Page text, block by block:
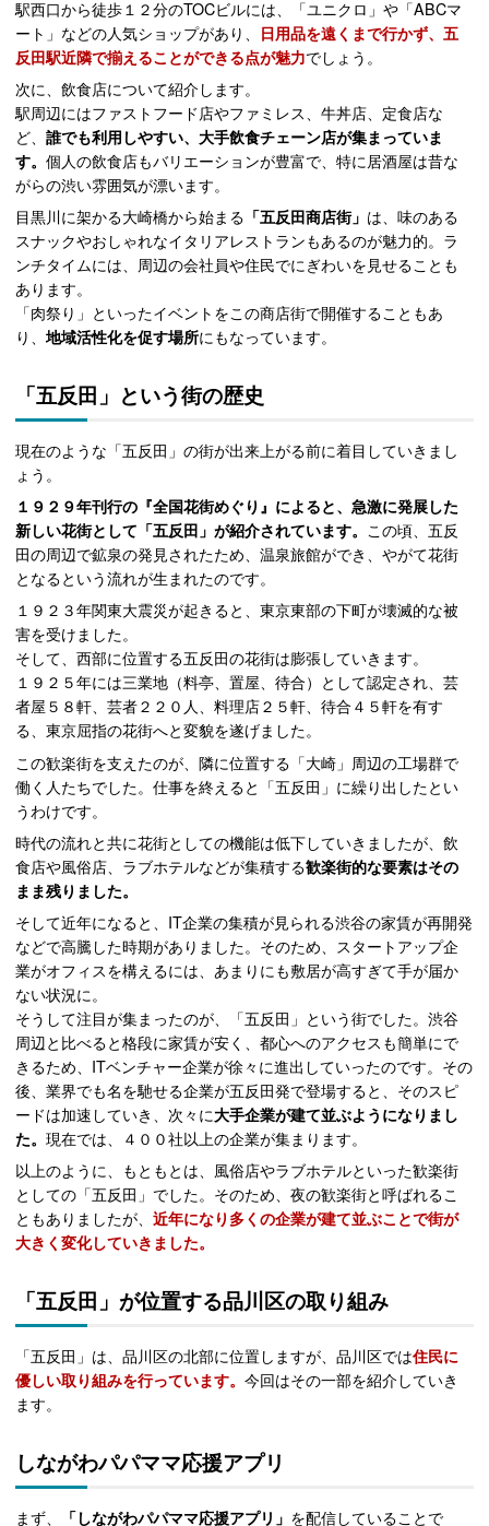
駅西口から徒歩１２分のTOCビルには、「ユニクロ」や「ABCマ
ート」などの人気ショップがあり、 日用品を遠くまで行かず、五
反田駅近隣で揃えることができる点が魅力でしょう。
次に、飲食店について紹介します。
駅周辺にはファストフード店やファミレス、牛丼店、定食店な
ど、誰でも利用しやすい、大手飲食チェーン店が集まっていま
す。個人の飲食店もバリエーションが豊富で、特に居酒屋は昔な
がらの渋い雰囲気が漂います。
目黒川に架かる大崎橋から始まる 「五反田商店街」 は、味のある
スナックやおしゃれなイタリアレストランもあるのが魅力的。ラ
ンチタイムには、周辺の会社員や住民でにぎわいを見せることも
あります。
「肉祭り」といったイベントをこの商店街で開催することもあ
り、地域活性化を促す場所にもなっています。
「五反田」という街の歴史
現在のような「五反田」の街が出来上がる前に着目していきまし
ょう。
１９２９年刊行の『全国花街めぐり』によると、急激に発展した
新しい花街として「五反田」が紹介されています。 この頃、五反
田の周辺で鉱泉の発見されたため、温泉旅館ができ、やがて花街
となるという流れが生まれたのです。
１９２３年関東大震災が起きると、東京東部の下町が壊滅的な被
害を受けました。
そして、西部に位置する五反田の花街は膨張していきます。
１９２５年には三業地（料亭、置屋、待合）として認定され、芸
者屋５８軒、芸者２２０人、料理店２５軒、待合４５軒を有す
る、東京屈指の花街へと変貌を遂げました。
この歓楽街を支えたのが、隣に位置する「大崎」周辺の工場群で
働く人たちでした。仕事を終えると「五反田」に繰り出したとい
うわけです。
時代の流れと共に花街としての機能は低下していきましたが、飲
食店や風俗店、ラブホテルなどが集積する歓楽街的な要素はその
まま残りました。
そして近年になると、IT企業の集積が見られる渋谷の家賃が再開発
などで高騰した時期がありました。そのため、スタートアップ企
業がオフィスを構えるには、あまりにも敷居が高すぎて手が届か
ない状況に。
そうして注目が集まったのが、「五反田」という街でした。渋谷
周辺と比べると格段に家賃が安く、都心へのアクセスも簡単にで
きるため、ITベンチャー企業が徐々に進出していったのです。その
後、業界でも名を馳せる企業が五反田発で登場すると、そのスピ
ードは加速していき、次々に大手企業が建て並ぶようになりまし
た。現在では、４００社以上の企業が集まります。
以上のように、もともとは、風俗店やラブホテルといった歓楽街
としての「五反田」でした。そのため、夜の歓楽街と呼ばれるこ
ともありましたが、近年になり多くの企業が建て並ぶことで街が
大きく変化していきました。
「五反田」が位置する品川区の取り組み
「五反田」は、品川区の北部に位置しますが、品川区では住民に
優しい取り組みを行っています。今回はその一部を紹介していき
ます。
しながわパパママ応援アプリ
まず、 「しながわパパママ応援アプリ」 を配信していることで